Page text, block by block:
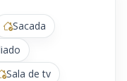
Sacada
Sala de tv